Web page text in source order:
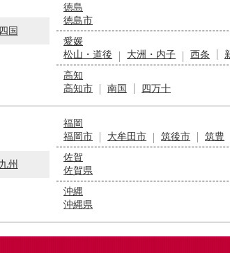
四国
徳島
徳島市
愛媛
松山・道後
大洲・内子 西条
高知
高知市
南国 四万十
九州
福岡
福岡市
大牟田市 筑後市
筑豊
佐賀
佐賀県
沖縄
沖縄県